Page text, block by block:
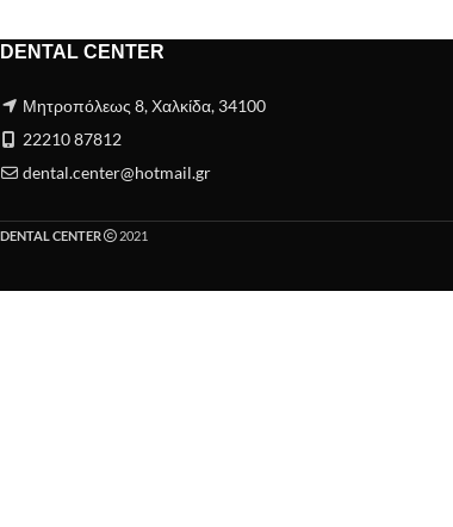
DENTAL CENTER
Μητροπόλεως 8, Χαλκίδα, 34100
22210 87812
dental.center@hotmail.gr
DENTAL CENTER 2021